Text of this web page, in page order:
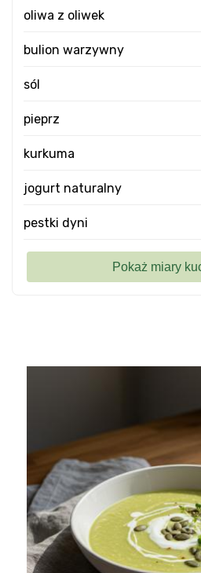
oliwa z oliwek
bulion warzywny
sól
pieprz
kurkuma
jogurt naturalny
pestki dyni